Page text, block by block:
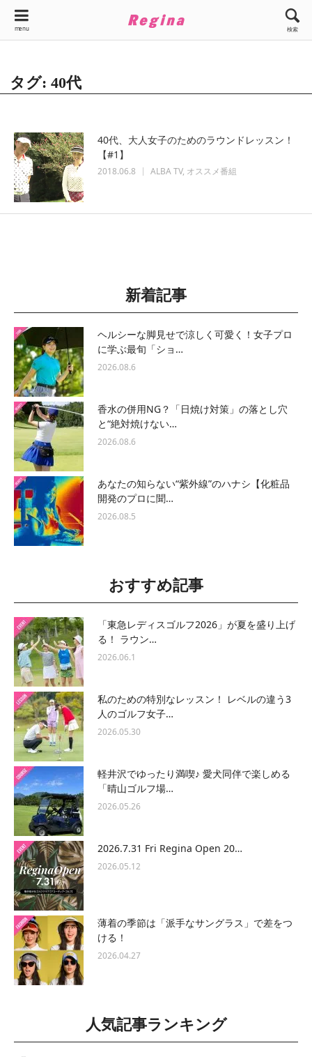
menu 検索
タグ: 40代
40代、大人女子のためのラウンドレッスン！
【#1】
2018.06.8 ALBA TV オススメ番組
新着記事
ヘルシーな脚見せで涼しく可愛く！女子プロ
に学ぶ最旬「ショ…
2026.08.6
香水の併用NG？「日焼け対策」の落とし穴
と“絶対焼けない…
2026.08.6
あなたの知らない“紫外線”のハナシ【化粧品
開発のプロに聞…
2026.08.5
おすすめ記事
「東急レディスゴルフ2026」が夏を盛り上げ
る！ ラウン…
2026.06.1
私のための特別なレッスン！ レベルの違う3
人のゴルフ女子…
2026.05.30
軽井沢でゆったり満喫♪ 愛犬同伴で楽しめる
「晴山ゴルフ場…
2026.05.26
2026.7.31 Fri Regina Open 20…
2026.05.12
薄着の季節は「派手なサングラス」で差をつ
ける！
2026.04.27
人気記事ランキング